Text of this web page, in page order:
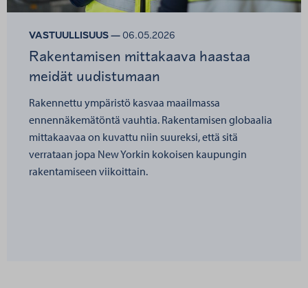
VASTUULLISUUS — 06.05.2026
Rakentamisen mittakaava haastaa
meidät uudistumaan
Rakennettu ympäristö kasvaa maailmassa
ennennäkemätöntä vauhtia. Rakentamisen globaalia
mittakaavaa on kuvattu niin suureksi, että sitä
verrataan jopa New Yorkin kokoisen kaupungin
rakentamiseen viikoittain.